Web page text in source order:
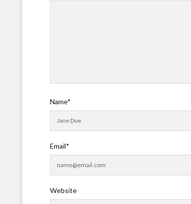
Name*
Email*
Website